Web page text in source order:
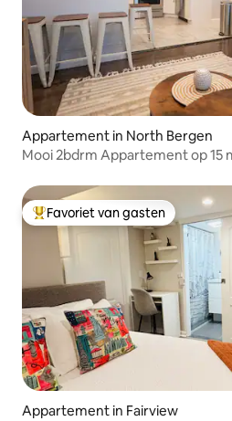
Appartement in North Bergen
Mooi 2bdrm Appartement op 15
Topfavoriet van gasten
Favoriet van gasten
Appartement in Fairview